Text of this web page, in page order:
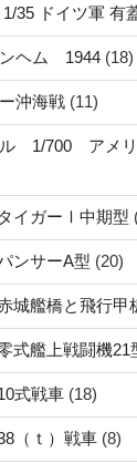
35 ドイツ軍 有
ヘム 1944 (18)
沖海戦 (11)
ル 1/700 アメ
イガーⅠ中期型
サーA型 (20)
艦橋と飛行甲
艦上戦闘機21
式戦車 (18)
（ｔ）戦車 (8)